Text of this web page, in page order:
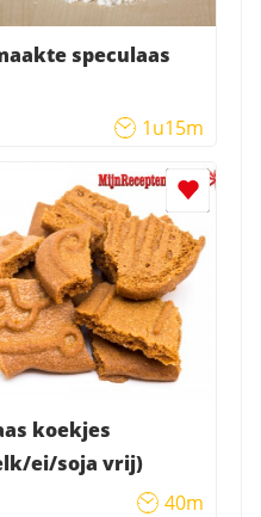
speculaas
1u15m
koekjes
ei/soja vrij)
40m